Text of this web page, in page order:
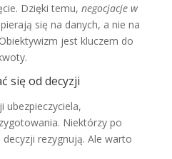
Dzięki temu, negocjacje w
się na danych, a nie na
jest kluczem do
się od decyzji
ubezpieczyciela,
Niektórzy po
rezygnują. Ale warto